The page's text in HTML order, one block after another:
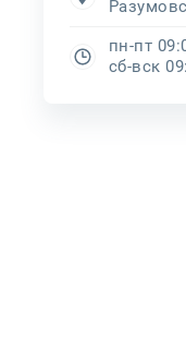
пн-пт
сб-вск